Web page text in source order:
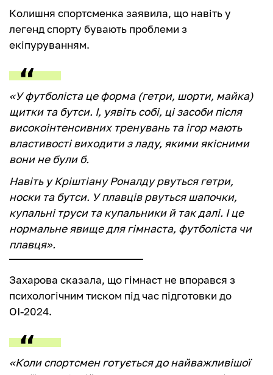
Колишня спортсменка заявила, що навіть у
легенд спорту бувають проблеми з
екіпуруванням.
«У футболіста це форма (гетри, шорти, майка)
щитки та бутси. І, уявіть собі, ці засоби після
високоінтенсивних тренувань та ігор мають
властивості виходити з ладу, якими якісними
вони не були б.
Навіть у Кріштіану Роналду рвуться гетри,
носки та бутси. У плавців рвуться шапочки,
купальні труси та купальники й так далі. І це
нормальне явище для гімнаста, футболіста чи
плавця».
Захарова сказала, що гімнаст не впорався з
психологічним тиском під час підготовки до
ОІ-2024.
«Коли спортсмен готується до найважливішої